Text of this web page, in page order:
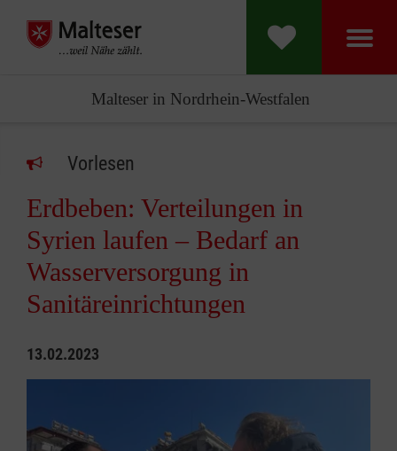
Malteser in Nordrhein-Westfalen
Vorlesen
Erdbeben: Verteilungen in
Syrien laufen – Bedarf an
Wasserversorgung in
Sanitäreinrichtungen
13.02.2023